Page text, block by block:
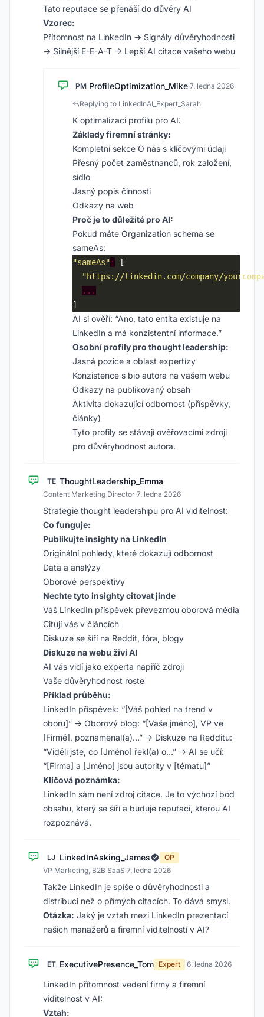
Tato reputace se přenáší do důvěry AI
Vzorec:
Přítomnost na LinkedIn → Signály důvěryhodnosti
→ Silnější E-E-A-T → Lepší AI citace vašeho webu
PM ProfileOptimization_Mike·7. ledna 2026
Replying to LinkedInAI_Expert_Sarah
K optimalizaci profilu pro AI:
Základy firemní stránky:
Kompletní sekce O nás s klíčovými údaji
Přesný počet zaměstnanců, rok založení,
sídlo
Jasný popis činnosti
Odkazy na web
Proč je to důležité pro AI:
Pokud máte Organization schema se
sameAs:
"sameAs" :
"https://linkedin.com/company/
...
AI si ověří: “Ano, tato entita existuje na
LinkedIn a má konzistentní informace.”
Osobní profily pro thought leadership:
Jasná pozice a oblast expertízy
Konzistence s bio autora na vašem webu
Odkazy na publikovaný obsah
Aktivita dokazující odbornost (příspěvky,
články)
Tyto profily se stávají ověřovacími zdroji
pro důvěryhodnost autora.
TE ThoughtLeadership_Emma
Content Marketing Director·7. ledna 2026
Strategie thought leadershipu pro AI viditelnost:
Co funguje:
Publikujte insighty na LinkedIn
Originální pohledy, které dokazují odbornost
Data a analýzy
Oborové perspektivy
Nechte tyto insighty citovat jinde
Váš LinkedIn příspěvek převezmou oborová média
Citují vás v článcích
Diskuze se šíří na Reddit, fóra, blogy
Diskuze na webu živí AI
AI vás vidí jako experta napříč zdroji
Vaše důvěryhodnost roste
Příklad průběhu:
LinkedIn příspěvek: “[Váš pohled na trend v
oboru]” → Oborový blog: “[Vaše jméno], VP ve
[Firmě], poznamenal(a)…” → Diskuze na Redditu:
“Viděli jste, co [Jméno] řekl(a) o…” → AI se učí:
“[Firma] a [Jméno] jsou autority v [tématu]”
Klíčová poznámka:
LinkedIn sám není zdroj citace. Je to výchozí bod
obsahu, který se šíří a buduje reputaci, kterou AI
rozpoznává.
LJ LinkedInAsking_James
OP
VP Marketing, B2B SaaS·7. ledna 2026
Takže LinkedIn je spíše o důvěryhodnosti a
distribuci než o přímých citacích. To dává smysl.
Otázka: Jaký je vztah mezi LinkedIn prezentací
našich manažerů a firemní viditelností v AI?
ET ExecutivePresence_Tom Expert ·6. ledna 2026
LinkedIn přítomnost vedení firmy a firemní
viditelnost v AI:
Vztah: